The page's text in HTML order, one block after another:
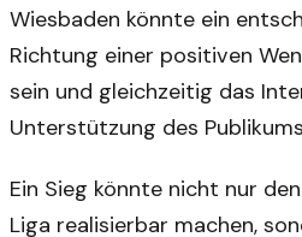
Wiesbaden könnte ein
Richtung einer positiven
sein und gleichzeitig das
Unterstützung des
Ein Sieg könnte nicht nur
Liga realisierbar machen,